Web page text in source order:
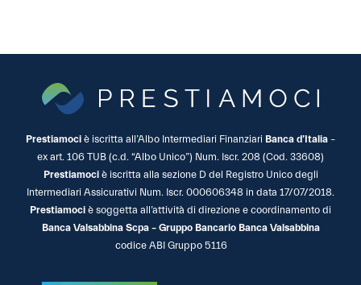
Prestiamoci è iscritta all’Albo Intermediari Finanziari Banca d’Italia –
ex art. 106 TUB (c.d. “Albo Unico”) Num. Iscr. 208 (Cod. 33608)
Prestiamociè iscritta alla sezione D del Registro Unico degli
Intermediari Assicurativi Num. Iscr. 000606348 in data 17/07/2018.
Prestiamoci è soggetta all’attività di direzione e coordinamento di
Banca Valsabbina Scpa – Gruppo Bancario Banca Valsabbina
codice ABI Gruppo 5116